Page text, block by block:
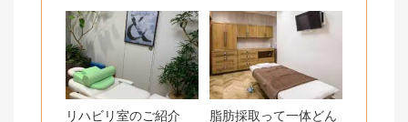
リハビリ室のご紹介
脂肪採取って一体どん